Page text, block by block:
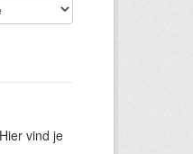
vind je